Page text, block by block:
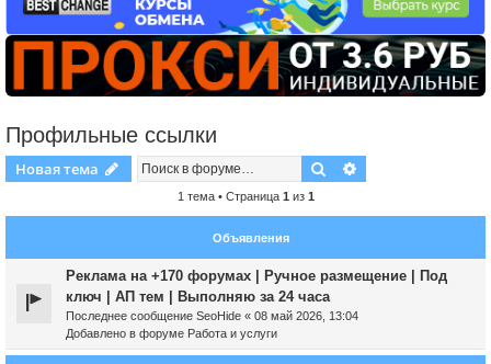
Профильные ссылки
Новая тема Поиск
1 тема • Страница 1 из 1
Объявления
Реклама на +170 форумах | Ручное размещение | Под
ключ | АП тем | Выполняю за 24 часа
Последнее сообщение SeoHide « 08 май 2026, 13:04
Добавлено в форуме Работа и услуги